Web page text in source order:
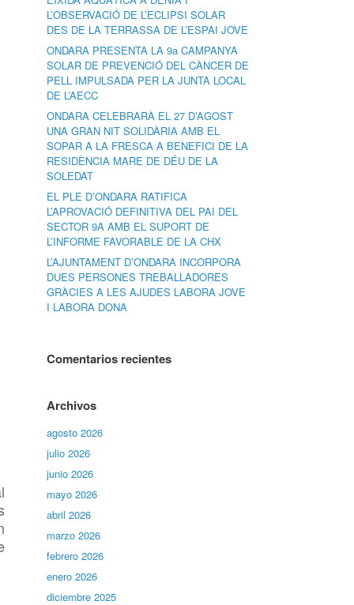
L’OBSERVACIÓ DE L’ECLIPSI SOLAR
DES DE LA TERRASSA DE L’ESPAI JOVE
ONDARA PRESENTA LA 9a CAMPANYA
SOLAR DE PREVENCIÓ DEL CÀNCER DE
PELL IMPULSADA PER LA JUNTA LOCAL
DE L’AECC
ONDARA CELEBRARÀ EL 27 D’AGOST
UNA GRAN NIT SOLIDÀRIA AMB EL
SOPAR A LA FRESCA A BENEFICI DE LA
RESIDÈNCIA MARE DE DÉU DE LA
SOLEDAT
EL PLE D’ONDARA RATIFICA
L’APROVACIÓ DEFINITIVA DEL PAI DEL
SECTOR 9A AMB EL SUPORT DE
L’INFORME FAVORABLE DE LA CHX
L’AJUNTAMENT D’ONDARA INCORPORA
DUES PERSONES TREBALLADORES
GRÀCIES A LES AJUDES LABORA JOVE
I LABORA DONA
Comentarios recientes
Archivos
agosto 2026
julio 2026
junio 2026
mayo 2026
abril 2026
marzo 2026
febrero 2026
enero 2026
diciembre 2025